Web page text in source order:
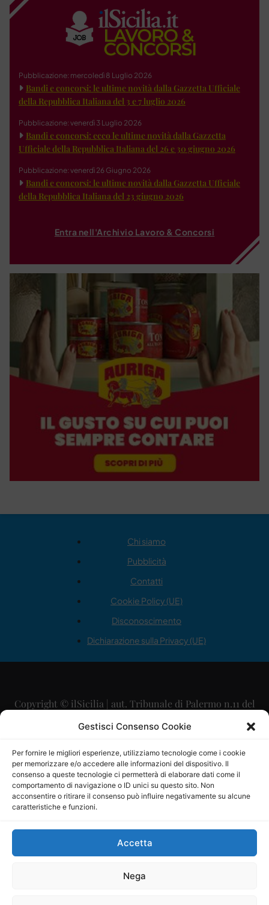
Gestisci Consenso Cookie
Per fornire le migliori esperienze, utilizziamo tecnologie come i cookie
per memorizzare e/o accedere alle informazioni del dispositivo. Il
consenso a queste tecnologie ci permetterà di elaborare dati come il
comportamento di navigazione o ID unici su questo sito. Non
acconsentire o ritirare il consenso può influire negativamente su alcune
caratteristiche e funzioni.
Accetta
Nega
Pubblicazione: mercoledì 8 Luglio 2026
Bandi e concorsi: le ultime novità dalla Gazzetta Ufficiale
della Repubblica Italiana del 3 e 7 luglio 2026
Pubblicazione: venerdì 3 Luglio 2026
Bandi e concorsi: ecco le ultime novità dalla Gazzetta
Ufficiale della Repubblica Italiana del 26 e 30 giugno 2026
Pubblicazione: venerdì 26 Giugno 2026
Bandi e concorsi: le ultime novità dalla Gazzetta Ufficiale
della Repubblica Italiana del 23 giugno 2026
Entra nell'Archivio Lavoro & Concorsi
Chi siamo
Pubblicità
Contatti
Cookie Policy (UE)
Disconoscimento
Dichiarazione sulla Privacy (UE)
Copyright © ilSicilia | aut. Tribunale di Palermo n.11 del
29/09/2015
Direttore Editoriale: Maurizio Scaglione
Direttore Responsabile: Maria Calabrese
P.IVA: 06334930820
Mercurio Comunicazione Società Cooperativa a r.l. è
iscritta al Registro degli Operatori di Comunicazione al